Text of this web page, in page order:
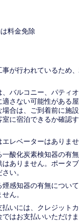
料金免除
事が行われているため
、バルコニー、パティ
さない可能性がある
場合は、ご到着前に施
に宿泊できるか確認
レベーターはありませ
一酸化炭素検知器の有
はありません。ポータ
い。
煙感知器の有無につい
ん。
払いには、クレジット
はお支払いいただけま